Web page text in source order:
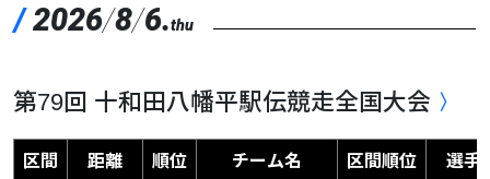
/2026/8/6.thu
第79回 十和田八幡平駅伝競走全国大会
区間 距離 順位 チーム名 区間順位 選手